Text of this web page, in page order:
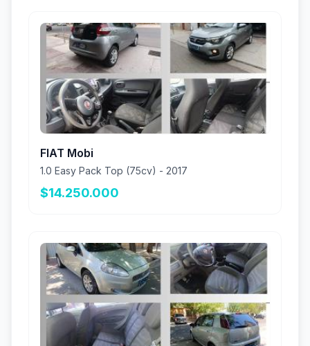
FIAT Mobi
1.0 Easy Pack Top (75cv) - 2017
$14.250.000